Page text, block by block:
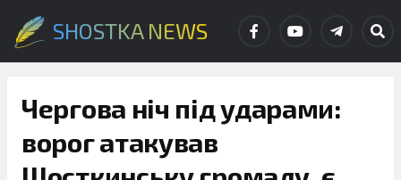
SHOSTKA NEWS
Чергова ніч під ударами:
ворог атакував